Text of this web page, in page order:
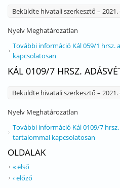
Beküldte hivatali szerkesztő – 2021.
Nyelv Meghatározatlan
További információ Kál 059/1 hrsz.
kapcsolatosan
KÁL 0109/7 HRSZ.
Beküldte hivatali szerkesztő – 2021.
Nyelv Meghatározatlan
További információ Kál 0109/7
tartalommal kapcsolatosan
OLDALAK
« első
‹ előző